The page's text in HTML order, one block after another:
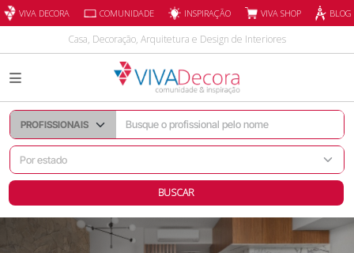
VIVA DECORA COMUNIDADE INSPIRAÇÃO VIVA SHOP
Casa, Decoração, Arquitetura e Design de Interiores
BUSCAR